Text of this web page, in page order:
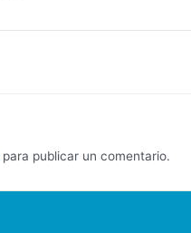
para publicar un comentario.